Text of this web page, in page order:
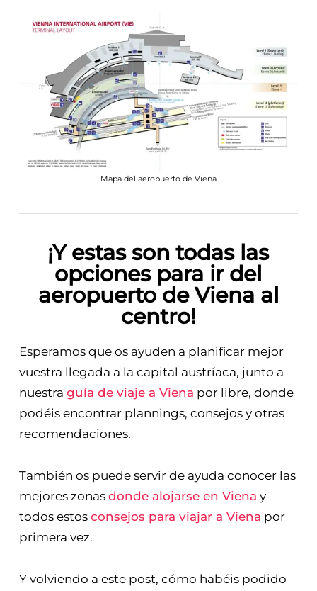
Mapa del aeropuerto de Viena
¡Y estas son todas las
opciones para ir del
aeropuerto de Viena al
centro!
Esperamos que os ayuden a planificar mejor
vuestra llegada a la capital austríaca, junto a
nuestra guía de viaje a Viena por libre, donde
podéis encontrar plannings, consejos y otras
recomendaciones.
También os puede servir de ayuda conocer las
mejores zonas donde alojarse en Viena y
todos estos consejos para viajar a Viena por
primera vez.
Y volviendo a este post, cómo habéis podido